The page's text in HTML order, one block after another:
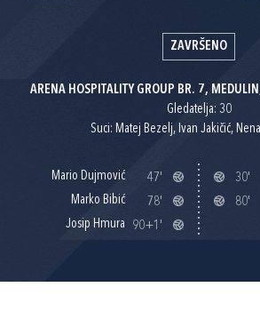
ZAVRŠENO
ARENA HOSPITALITY GROUP BR. 7,
Gledatelja: 30
Suci: Matej Bezelj, Ivan Jakičić,
Mario Dujmović
47'
Marko Bibić
78'
Josip Hmura
90+1'
30'
80'